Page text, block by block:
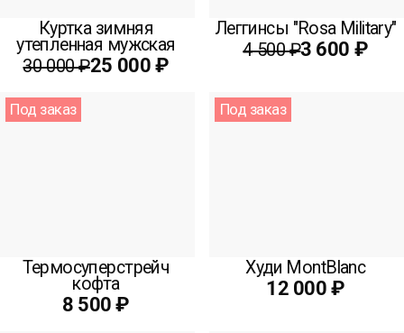
Куртка зимняя
утепленная мужская
30 000 ₽25 000 ₽
Леггинсы "Rosa Military"
4 500 ₽3 600 ₽
Под заказ
Термосуперстрейч
кофта
8 500 ₽
Под заказ
Худи MontBlanc
12 000 ₽